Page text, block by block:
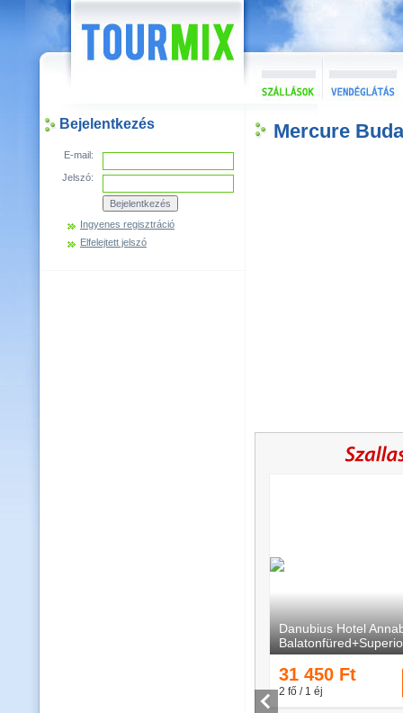
Bejelentkezés
E-mail:
Jelszó:
Ingyenes regisztráció
Elfelejtett jelszó
Mercure